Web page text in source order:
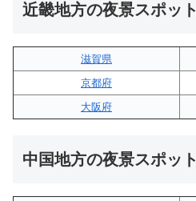
近畿地方の夜景スポット
滋賀県
京都府
大阪府
中国地方の夜景スポット